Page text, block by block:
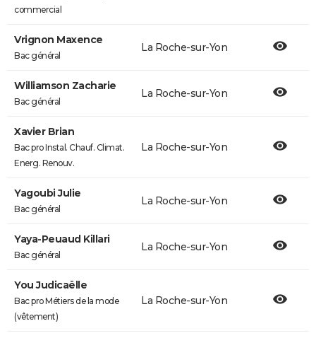
commercial
Vrignon Maxence
Bac général
La Roche-sur-Yon
Williamson Zacharie
Bac général
La Roche-sur-Yon
Xavier Brian
Bac pro Instal. Chauf. Climat.
Energ. Renouv.
La Roche-sur-Yon
Yagoubi Julie
Bac général
La Roche-sur-Yon
Yaya-Peuaud Killari
Bac général
La Roche-sur-Yon
You Judicaëlle
Bac pro Métiers de la mode
(vêtement)
La Roche-sur-Yon